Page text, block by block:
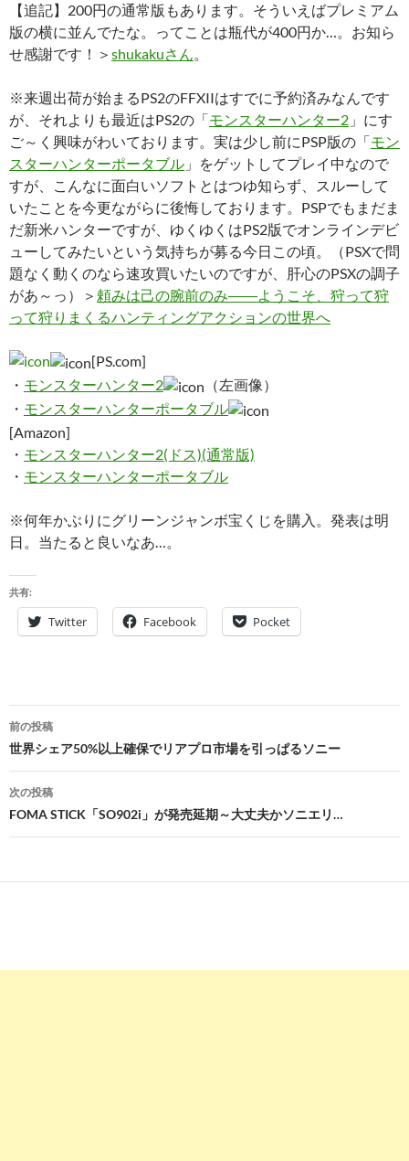
【追記】200円の通常版もあります。そういえばプレミアム
版の横に並んでたな。ってことは瓶代が400円か…。お知ら
せ感謝です！＞ shukakuさん。
※来週出荷が始まるPS2のFFXIIはすでに予約済みなんです
が、それよりも最近はPS2の「モンスターハンター2 」にす
ご～く興味がわいております。実は少し前にPSP版の「モン
スターハンターポータブル 」をゲットしてプレイ中なので
すが、こんなに面白いソフトとはつゆ知らず、スルーして
いたことを今更ながらに後悔しております。PSPでもまだま
だ新米ハンターですが、ゆくゆくはPS2版でオンラインデビ
ューしてみたいという気持ちが募る今日この頃。（PSXで問
題なく動くのなら速攻買いたいのですが、肝心のPSXの調子
があ～っ）＞ 頼みは己の腕前のみ――ようこそ、狩って狩
って狩りまくるハンティングアクションの世界へ
[PS.com]
・ モンスターハンター2
（左画像）
・ モンスターハンターポータブル
[Amazon]
・ モンスターハンター2(ドス)(通常版)
・ モンスターハンターポータブル
※何年かぶりにグリーンジャンボ宝くじを購入。発表は明
日。当たると良いなあ…。
共有:
Twitter Facebook Pocket
投
稿
ナ
ビ
ゲ
ー
ン
前の投稿
世界シェア50%以上確保でリアプロ市場を引っぱるソニー
次の投稿
FOMA STICK「SO902i」が発売延期～大丈夫かソニエリ…